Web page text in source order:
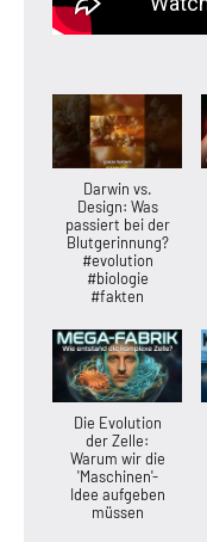
Darwin vs.
Design: Was
passiert bei der
Blutgerinnung?
#evolution
#biologie
#fakten
Die Evolution
der Zelle:
Warum wir die
'Maschinen'-
Idee aufgeben
müssen